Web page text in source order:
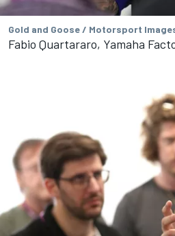
Gold and Goose / Motorsport
Fabio Quartararo, Yamaha